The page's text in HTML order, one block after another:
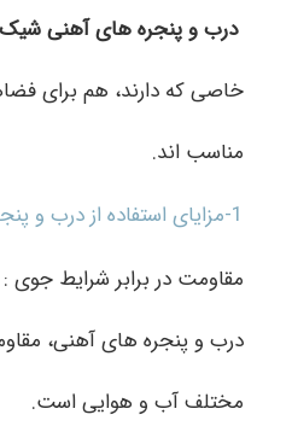
درب و پنجره های آهنی شیک
خاصی که دارند، هم برای
مناسب اند.
1-مزایای استفاده از درب و پنجره های شیک
مقاومت در برابر شرایط جوی
درب و پنجره های آهنی،
مختلف آب و هوایی است.